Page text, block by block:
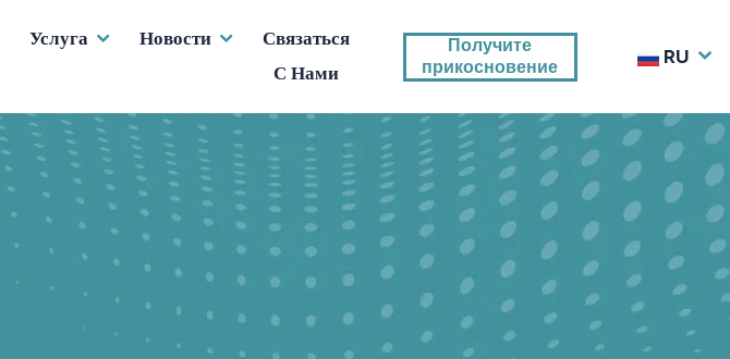
Услуга Новости
Связаться
С Нами
Получите
прикосновение
RU